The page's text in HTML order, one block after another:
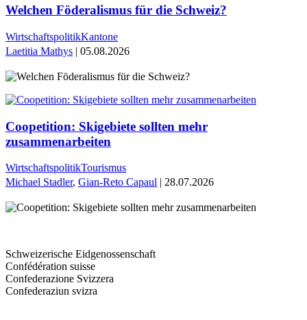
Welchen Föderalismus für die Schweiz?
WirtschaftspolitikKantone
Laetitia Mathys | 05.08.2026
Coopetition: Skigebiete sollten mehr
zusammenarbeiten
WirtschaftspolitikTourismus
Michael Stadler, Gian-Reto Capaul | 28.07.2026
Schweizerische Eidgenossenschaft
Confédération suisse
Confederazione Svizzera
Confederaziun svizra